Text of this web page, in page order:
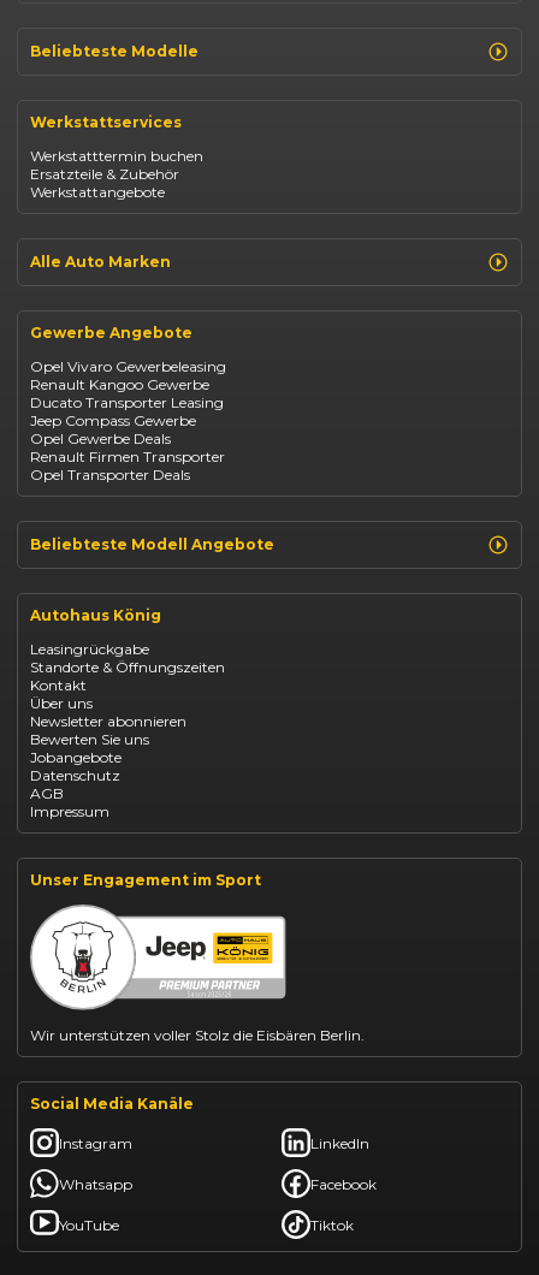
Beliebteste Modelle
Opel Corsa
Fiat 500
Dacia Duster
Dacia Sandero
Jeep Compass
Suzuki Vitara
Suzuki Swift
Mazda CX-30
Werkstattservices
Werkstatttermin buchen
Ersatzteile & Zubehör
Werkstattangebote
Alle Auto Marken
Opel
Fiat
Jeep
Suzuki
BYD
Kia
Mazda
Citroën
Abarth
Fiat Professional
Gewerbe Angebote
Opel Vivaro Gewerbeleasing
Renault Kangoo Gewerbe
Ducato Transporter Leasing
Jeep Compass Gewerbe
Opel Gewerbe Deals
Renault Firmen Transporter
Opel Transporter Deals
Beliebteste Modell Angebote
Renault Arkana Leasing
Renault Captur Leasing
Opel Astra leasen
Opel Mokka kaufen
Opel Grandland finanzieren
Opel Vivaro Gewerbeleasing
Fiat 500 finanzieren
Fiat Panda leasen
Dacia Duster finanzieren
Dacia Sandero kaufen
Dacia Jogger leasen
Jeep Compass leasen
Jeep Renegade finanzieren
Suzuki Swift finanzieren
BYD Dolphin finanzieren
Kia Ceed finanzieren
Kia Sportage leasen
Mazda CX-30 finanzieren
Citroën C3 leasen
Autohaus König
Leasingrückgabe
Standorte & Öffnungszeiten
Kontakt
Über uns
Newsletter abonnieren
Bewerten Sie uns
Jobangebote
Datenschutz
AGB
Impressum
Unser Engagement im Sport
Wir unterstützen voller Stolz die Eisbären Berlin.
Social Media Kanäle
Instagram LinkedIn
Whatsapp Facebook
YouTube Tiktok